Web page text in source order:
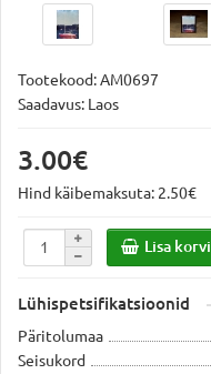
Tootekood:AM0697
Saadavus: Laos
3.00€
Hind käibemaksuta: 2.50€
Lisa korvi
Lühispetsifikatsioonid
Päritolumaa
Seisukord